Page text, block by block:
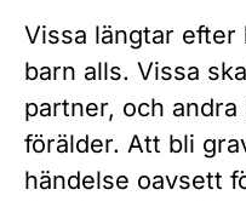
Vissa längtar efter
barn alls. Vissa
partner, och
förälder. Att bli
händelse oavsett